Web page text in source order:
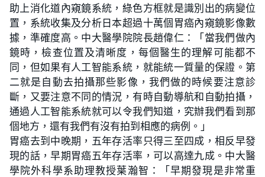
助上消化道內窺鏡系統，綠色方框就是識別出的病變位
置，系統收集及分析日本超過十萬個胃癌內窺鏡影像數
據，準確度高。中大醫學院院長趙偉仁：「當我們做內
鏡時，檢查位置及清晰度，每個醫生的理解可能都不
同，但如果有人工智能系統，就能統一質量的保證。第
二就是自動去拍攝那些影像，我們做的時候要注意診
斷，又要注意不同的情況，有時自動導航和自動拍攝，
通過人工智能系統就可以令我們知道，究辦我們看到那
個地方，還有我們有沒有拍到相應的病例。」
胃癌去到中晚期，五年存活率只得三至四成，相反早發
現的話，早期胃癌五年存活率，可以高達九成。中大醫
學院外科學系助理教授葉瀚智：「早期發現是非常重